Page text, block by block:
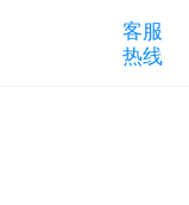
客服
热线